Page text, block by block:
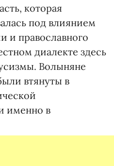
которая
под влиянием
и православного
диалекте здесь
Волыняне
втянуты в
именно в